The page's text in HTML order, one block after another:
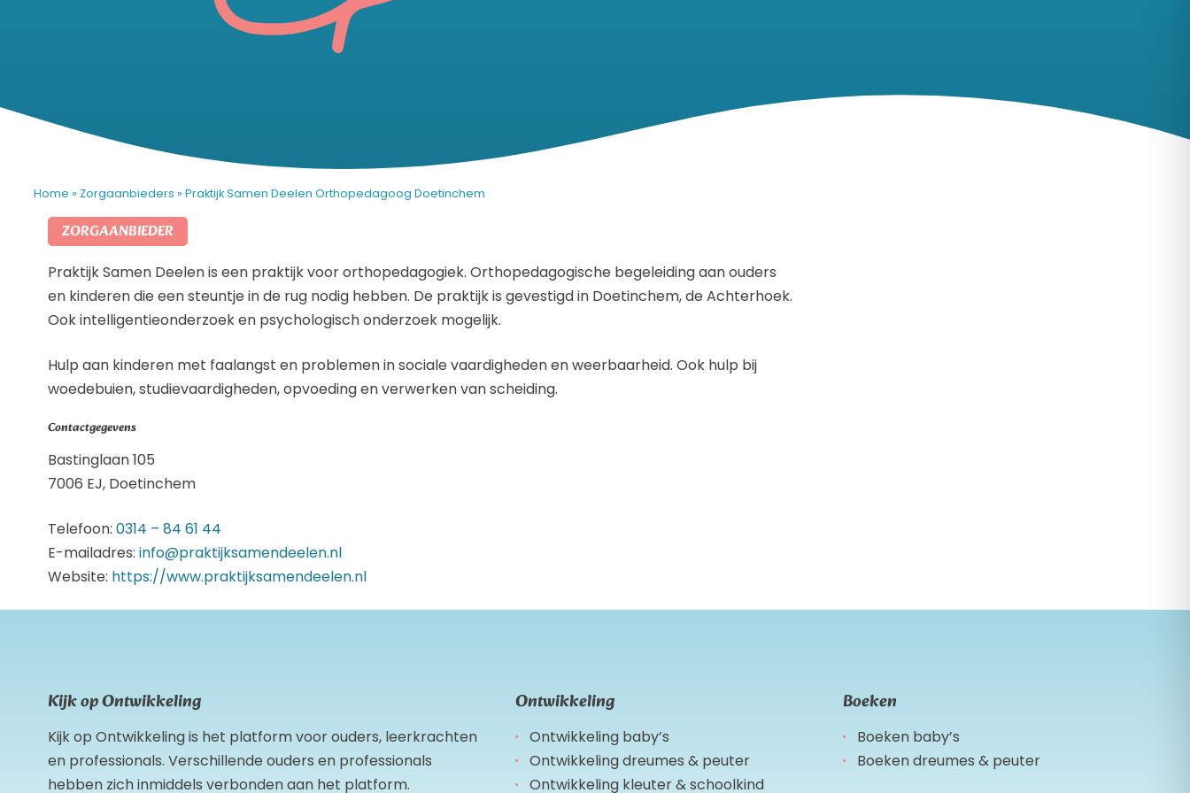
Home » Zorgaanbieders » Praktijk Samen Deelen Orthopedagoog Doetinchem
ZORGAANBIEDER
Praktijk Samen Deelen is een praktijk voor orthopedagogiek. Orthopedagogische begeleiding aan ouders
en kinderen die een steuntje in de rug nodig hebben. De praktijk is gevestigd in Doetinchem, de Achterhoek.
Ook intelligentieonderzoek en psychologisch onderzoek mogelijk.
Hulp aan kinderen met faalangst en problemen in sociale vaardigheden en weerbaarheid. Ook hulp bij
woedebuien, studievaardigheden, opvoeding en verwerken van scheiding.
Contactgegevens
Bastinglaan 105
7006 EJ, Doetinchem
Telefoon: 0314 – 84 61 44
E-mailadres: info@praktijksamendeelen.nl
Website: https://www.praktijksamendeelen.nl
Kijk op Ontwikkeling
Kijk op Ontwikkeling is het platform voor ouders, leerkrachten
en professionals. Verschillende ouders en professionals
hebben zich inmiddels verbonden aan het platform.
Ontwikkeling
Ontwikkeling baby’s
Ontwikkeling dreumes & peuter
Ontwikkeling kleuter & schoolkind
Boeken
Boeken baby’s
Boeken dreumes & peuter